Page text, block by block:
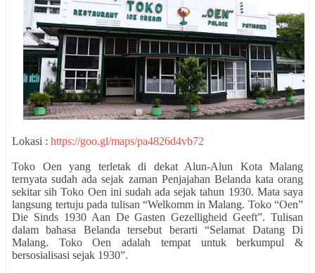
Lokasi : https://goo.gl/maps/pa4826d4vb72
Toko Oen yang terletak di dekat Alun-Alun Kota Malang
ternyata sudah ada sejak zaman Penjajahan Belanda kata orang
sekitar sih Toko Oen ini sudah ada sejak tahun 1930. Mata saya
langsung tertuju pada tulisan “Welkomm in Malang. Toko “Oen”
Die Sinds 1930 Aan De Gasten Gezelligheid Geeft”. Tulisan
dalam bahasa Belanda tersebut berarti “Selamat Datang Di
Malang. Toko Oen adalah tempat untuk berkumpul &
bersosialisasi sejak 1930”.